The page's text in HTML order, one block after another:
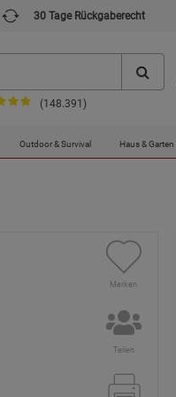
30 Tage Rückgaberecht
(148.391)
Outdoor & Survival Haus & Garten
Merken
Teilen